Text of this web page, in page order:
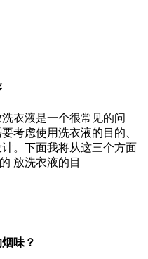
衣液是一个很常见的问
考虑使用洗衣液的目的、
。下面我将从这三个方面
放洗衣液的目
味？